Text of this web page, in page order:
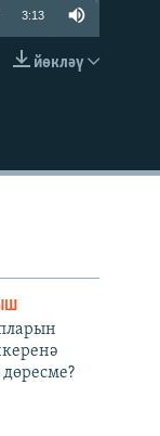
3:13
йөкләү